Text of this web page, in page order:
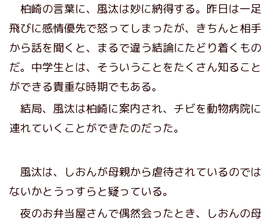
柏崎の言葉に、風汰は妙に納得する。昨日は一足
飛びに感情優先で怒ってしまったが、きちんと相手
から話を聞くと、まるで違う結論にたどり着くもの
だ。中学生とは、そういうことをたくさん知ること
ができる貴重な時期でもある。
結局、風汰は柏崎に案内され、チビを動物病院に
連れていくことができたのだった。
風汰は、しおんが母親から虐待されているのでは
ないかとうっすらと疑っている。
夜のお弁当屋さんで偶然会ったとき、しおんの母